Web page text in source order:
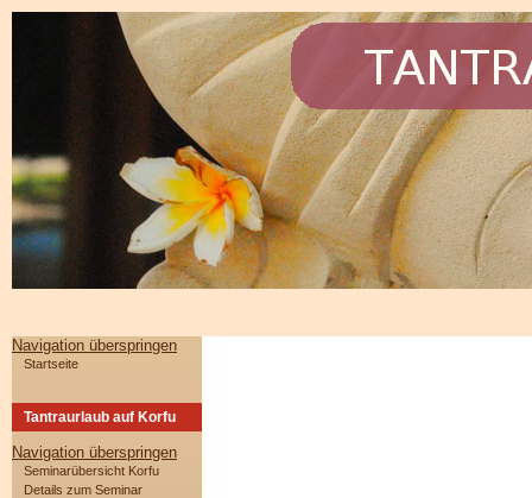
Navigation überspringen
Startseite
Tantraurlaub auf Korfu
Navigation überspringen
Seminarübersicht Korfu
Details zum Seminar